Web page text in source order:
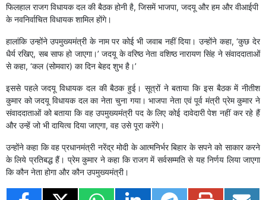
फिलहाल राजग विधायक दल की बैठक होनी है, जिसमें भाजपा, जदयू और हम और वीआईपी
के नवनिर्वाचित विधायक शामिल होंगे।
हालांकि उन्होंने उपमुख्यमंत्री के नाम पर कोई भी जवाब नहीं दिया। उन्होंने कहा, ‘कुछ देर
धैर्य रखिए, सब साफ हो जाएगा।’ जदयू के वरिष्ठ नेता वशिष्ठ नारायण सिंह ने संवाददाताओं
से कहा, ‘कल (सोमवार) का दिन बेहद शुभ है।’
इससे पहले जदयू विधायक दल की बैठक हुई। सूत्रों ने बताया कि इस बैठक में नीतीश
कुमार को जदयू विधायक दल का नेता चुना गया। भाजपा नेता एवं पूर्व मंत्री प्रेम कुमार ने
संवाददाताओं को बताया कि वह उपमुख्यमंत्री पद के लिए कोई दावेदारी पेश नहीं कर रहे हैं
और उन्हें जो भी दायित्व दिया जाएगा, वह उसे पूरा करेंगे।
उन्होंने कहा कि वह प्रधानमंत्री नरेंद्र मोदी के आत्मनिर्भर बिहार के सपने को साकार करने
के लिये प्रतिबद्ध हैं। प्रेम कुमार ने कहा कि राजग में सर्वसम्मति से यह निर्णय लिया जाएगा
कि कौन नेता होगा और कौन उपमुख्यमंत्री।